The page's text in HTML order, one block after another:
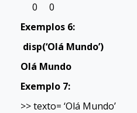
0 0
Exemplos 6:
disp(‘Olá Mundo’)
Olá Mundo
Exemplo 7:
>> texto= ‘Olá Mundo’